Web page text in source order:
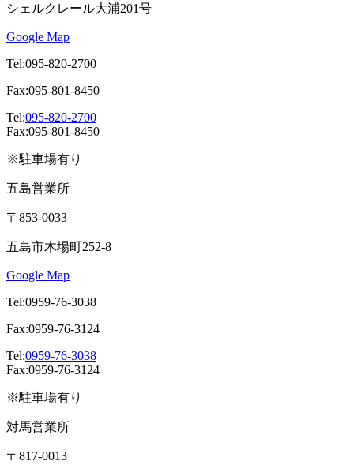
シェルクレール大浦201号
Google Map
Tel:095-820-2700
Fax:095-801-8450
Tel:095-820-2700
Fax:095-801-8450
※駐車場有り
五島営業所
〒853-0033
五島市木場町252-8
Google Map
Tel:0959-76-3038
Fax:0959-76-3124
Tel:0959-76-3038
Fax:0959-76-3124
※駐車場有り
対馬営業所
〒817-0013